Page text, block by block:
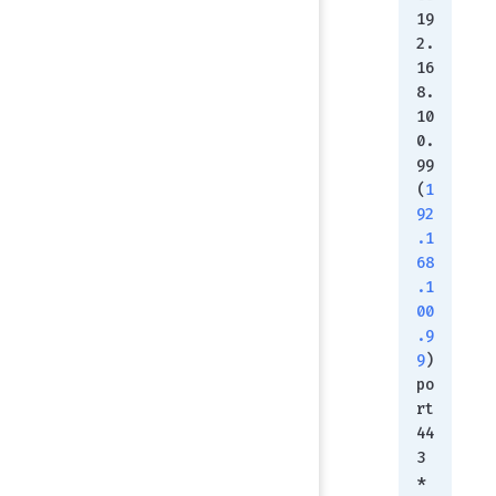
19
2.
16
8.
10
0.
99
(1
92
.1
68
.1
00
.9
9)
po
rt
44
3
*